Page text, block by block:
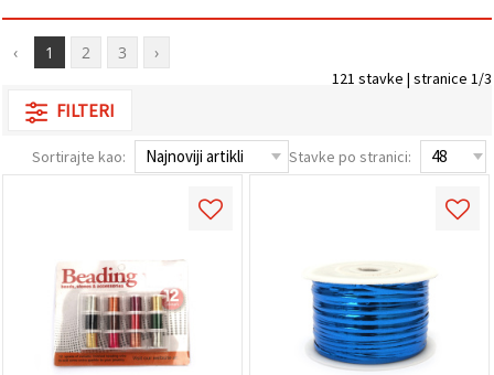
sadržaj i
uključujući
partnera za
marketing.
Možete
klikom na
preferencije
‹ 1 2 3 ›
121 stavke | stranice 1/3
FILTERI
Sortirajte kao: Stavke po stranici: